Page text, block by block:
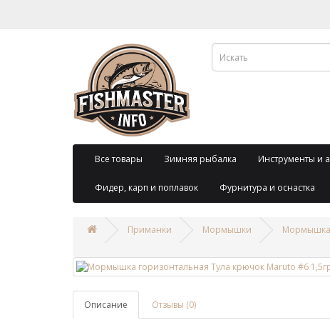
Все товары Зимняя рыбалка Инструменты и
Фидер, карп и поплавок Фурнитура и оснастка
Приманки Мормышки Мормышка
Описание Отзывы (0)